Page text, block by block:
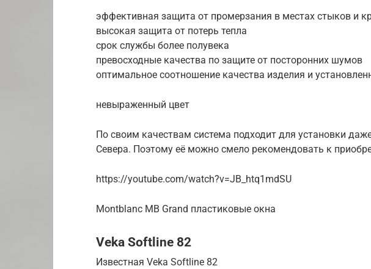
эффективная защита от промерзания в местах стыков и
высокая защита от потерь тепла
срок службы более полувека
превосходные качества по защите от посторонних шумов
оптимальное соотношение качества изделия и
невыраженный цвет
По своим качествам система подходит для установки
Севера. Поэтому её можно смело рекомендовать к
https://youtube.com/watch?v=JB_htq1mdSU
Montblanc MB Grand пластиковые окна
Veka Softline 82
Известная Veka Softline 82